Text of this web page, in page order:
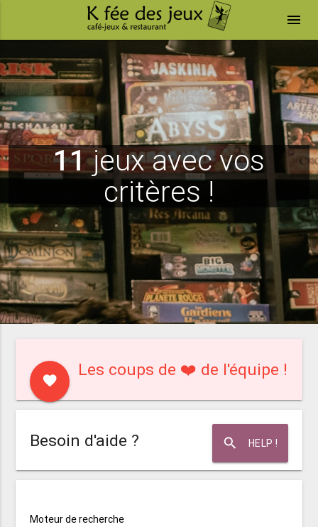
menu
11jeux avec vos
critères !
favorite
Les coups de ❤️ de l'équipe !
search HELP !
Besoin d'aide ?
Moteur de recherche